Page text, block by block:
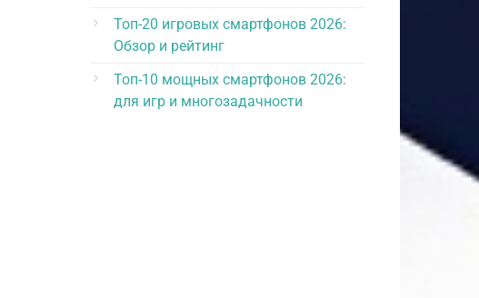
Топ-20 игровых смартфонов 2026:
Обзор и рейтинг
Топ-10 мощных смартфонов 2026:
для игр и многозадачности